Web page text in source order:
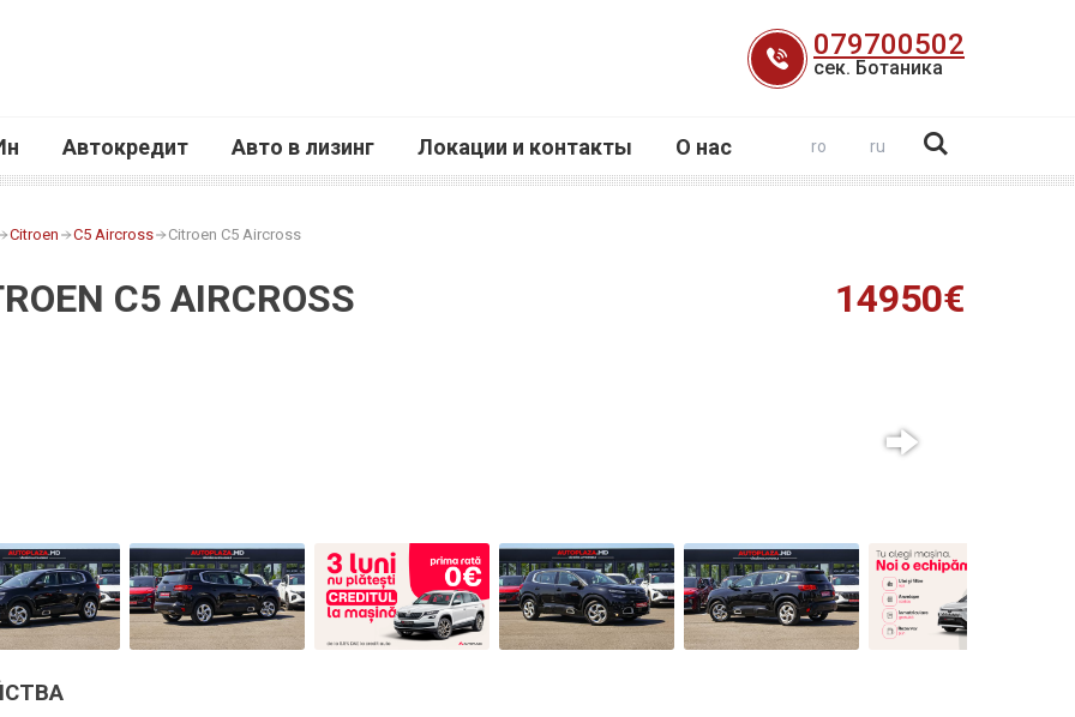
079700502
сек. Ботаника
Автокредит Авто в лизинг Локации и контакты О нас ro ru
Citroen C5 Aircross Citroen C5 Aircross
C5 AIRCROSS 14950€